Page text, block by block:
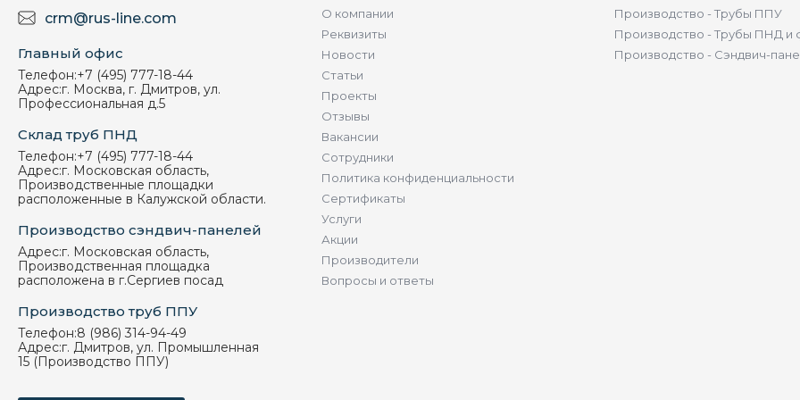
crm@rus-line.com
Главный офис
Телефон:+7 (495) 777-18-44
Адрес:г. Москва, г. Дмитров, ул.
Профессиональная д.5
Склад труб ПНД
Телефон:+7 (495) 777-18-44
Адрес:г. Московская область,
Производственные площадки
расположенные в Калужской области.
Производство сэндвич-панелей
Адрес:г. Московская область,
Производственная площадка
расположена в г.Сергиев посад
Производство труб ППУ
Телефон:8 (986) 314-94-49
Адрес:г. Дмитров, ул. Промышленная
15 (Производство ППУ)
О компании
Реквизиты
Новости
Статьи
Проекты
Отзывы
Вакансии
Сотрудники
Политика конфиденциальности
Сертификаты
Услуги
Акции
Производители
Вопросы и ответы
Производство - Трубы ППУ
Производство - Трубы ПНД и
Производство - Сэндвич-